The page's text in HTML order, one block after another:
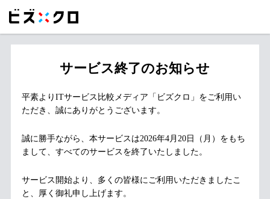
サービス終了のお知らせ
平素よりITサービス比較メディア「ビズクロ」をご利用い
ただき、誠にありがとうございます。
誠に勝手ながら、本サービスは2026年4月20日（月）をもち
まして、すべてのサービスを終了いたしました。
サービス開始より、多くの皆様にご利用いただきましたこ
と、厚く御礼申し上げます。